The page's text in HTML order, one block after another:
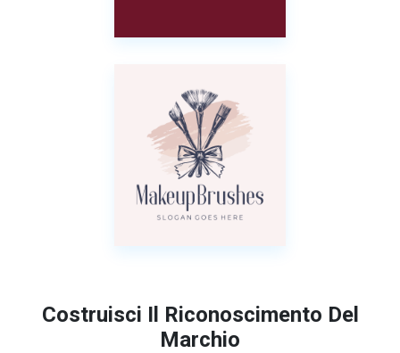
Costruisci Il Riconoscimento Del
Marchio